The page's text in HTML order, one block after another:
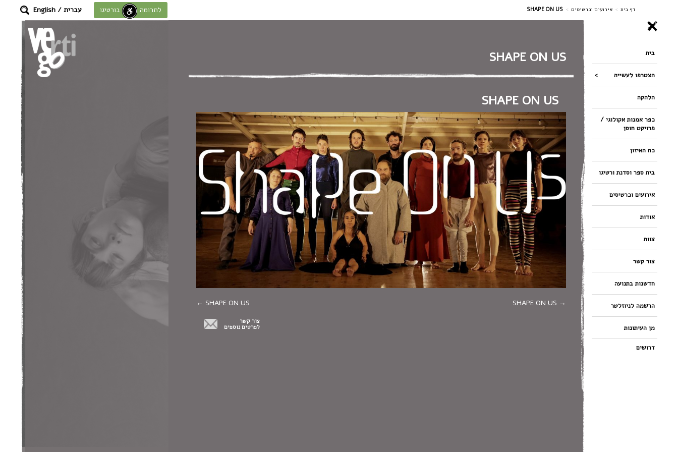
דף בית > אירועים וכרטיסים >
SHAPE ON US לתרומה לחוסן בורטיגו עברית /
English
בית
הצטרפו לעשייה
הלהקה
כפר אמנות אקולוגי /
פרויקט חוסן
כח האיזון
בית ספר וסדנת ורטיגו
אירועים וכרטיסים
אודות
צוות
צור קשר
חדשנות בתנועה
הרשמה לניוזלטר
מן העיתונות
דרושים
SHAPE ON US
SHAPE ON US
SHAPE ON US
צור קשר
לפרטים נוספים